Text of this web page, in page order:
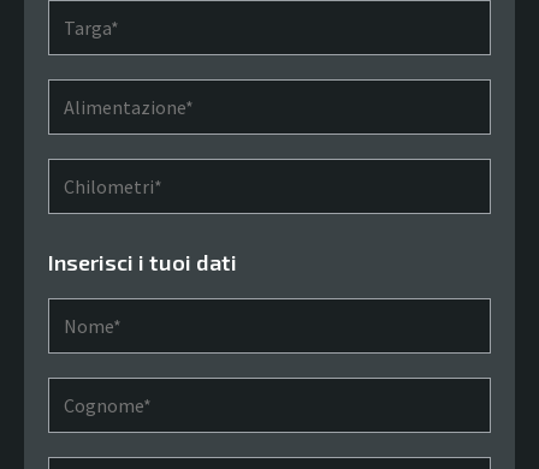
Inserisci i tuoi dati